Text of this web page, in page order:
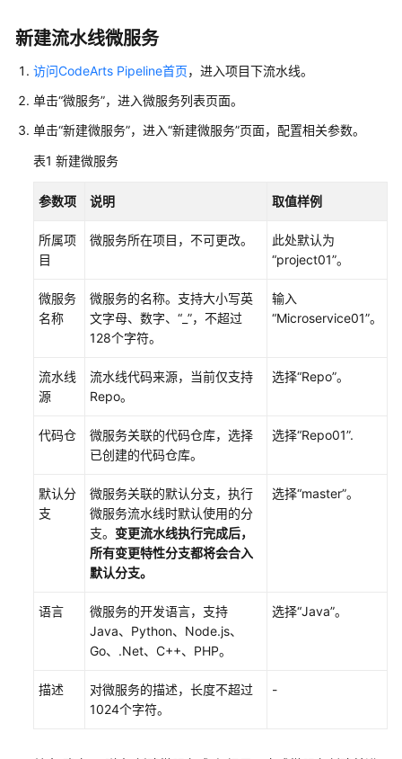
建
流
线
（新
置
水
配
置
线
（YAML
组
管
理
水
新建流水线微服务
访问CodeArts Pipeline首页，进入项目下流水线。
单击“微服务”，进入微服务列表页面。
单击“新建微服务”，进入“新建微服务”页面，配置相关参数。
表1 新建微服务
参数项 说明 取值样例
所属项
目
微服务所在项目，不可更改。
此处默认为
“project01”。
微服务
名称
微服务的名称。支持大小写英
文字母、数字、“_”，不超过
128个字符。
输入
“Microservice01”。
流水线
源
流水线代码来源，当前仅支持
Repo。
选择“Repo”。
代码仓
微服务关联的代码仓库，选择
已创建的代码仓库。
选择“Repo01”.
默认分
支
微服务关联的默认分支，执行
微服务流水线时默认使用的分
支。 变更流水线执行完成后，
所有变更特性分支都将会合入
默认分支。
选择“master”。
语言
微服务的开发语言，支持
Java、Python、Node.js、
Go、.Net、C++、PHP。
选择“Java”。
描述
对微服务的描述，长度不超过
1024个字符。
-